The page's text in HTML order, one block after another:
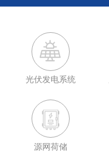
光伏发电系统
源网荷储